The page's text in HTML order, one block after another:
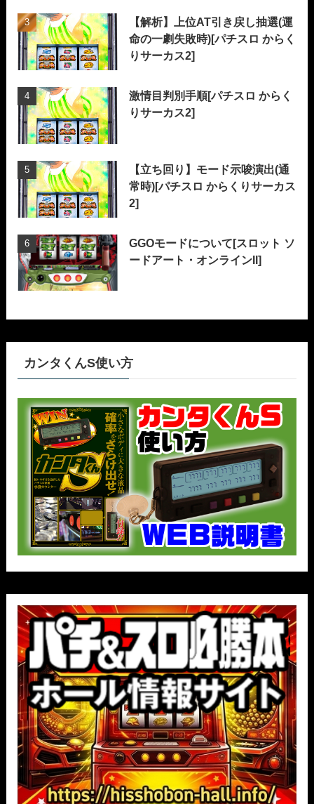
【解析】上位AT引き戻し抽選(運
命の一劇失敗時)[パチスロ からく
りサーカス2]
激情目判別手順[パチスロ からく
りサーカス2]
【立ち回り】モード示唆演出(通
常時)[パチスロ からくりサーカス
2]
GGOモードについて[スロット ソ
ードアート・オンラインII]
カンタくんS使い方